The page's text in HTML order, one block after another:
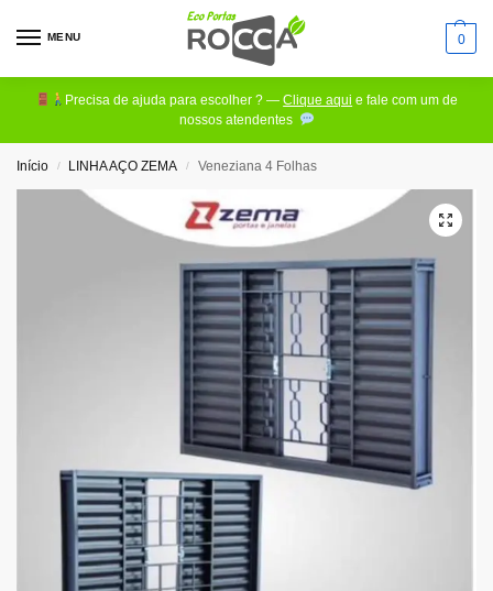
MENU 0
Precisa de ajuda para escolher ? —Clique aqui e fale com um de
nossos atendentes
Início / LINHA AÇO ZEMA / Veneziana 4 Folhas